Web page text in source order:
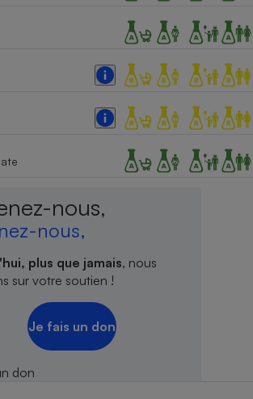
nous,
nous,
plus que jamais, nous
sur votre soutien !
Je fais un don